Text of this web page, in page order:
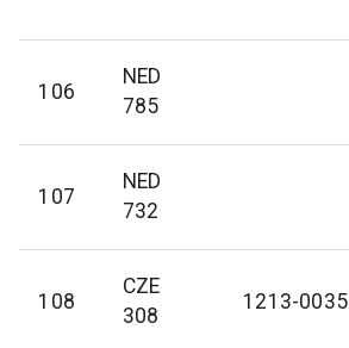
106
NED
785
107
NED
732
108
CZE
308
1213-0035